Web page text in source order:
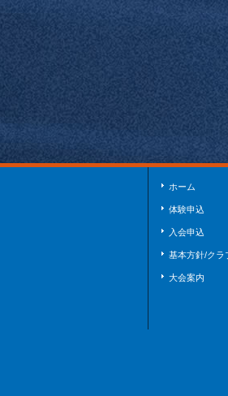
ホーム
体験申込
入会申込
基本方針/クラ
大会案内